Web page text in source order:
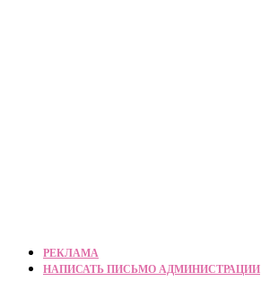
РЕКЛАМА
НАПИСАТЬ ПИСЬМО АДМИНИСТРАЦИИ